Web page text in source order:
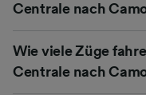
Centrale nach
Wie viele Züge
Centrale nach